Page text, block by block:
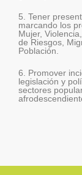
5. Tener
marcando los
Mujer,
de Riesgos,
Población.
6. Promover
legislación y
sectores